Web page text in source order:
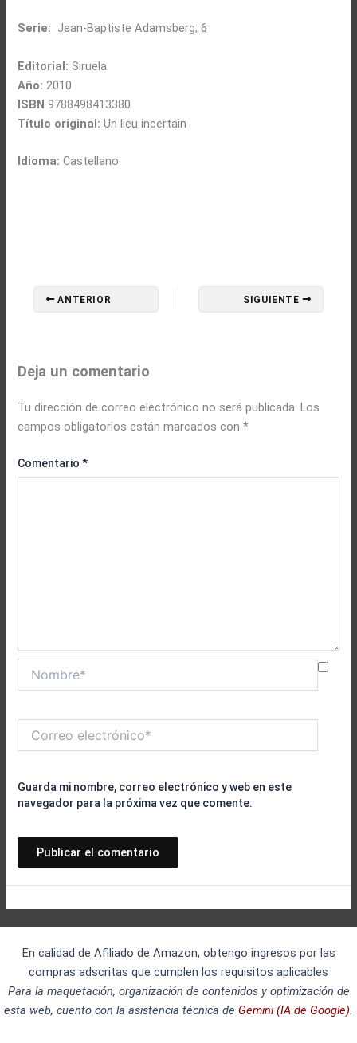
Serie: Jean-Baptiste Adamsberg; 6
Editorial: Siruela
Año: 2010
ISBN 9788498413380
Título original: Un lieu incertain
Idioma: Castellano
ANTERIOR SIGUIENTE
Deja un comentario
Tu dirección de correo electrónico no será publicada. Los
campos obligatorios están marcados con*
Comentario*
electrónico*
Guarda mi nombre, correo electrónico y web en este
navegador para la próxima vez que comente.
En calidad de Afiliado de Amazon, obtengo ingresos por las
compras adscritas que cumplen los requisitos aplicables
Para la maquetación, organización de contenidos y optimización de
esta web, cuento con la asistencia técnica de Gemini (IA de Google).